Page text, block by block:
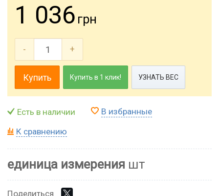
1 036 грн
- +
Купить Купить в 1 клик! УЗНАТЬ ВЕС
Есть в наличии В избранные
К сравнению
единица измерения шт
Поделиться